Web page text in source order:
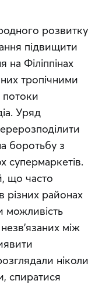
розвитку
підвищити
на Філіппінах
тропічними
потоки
Уряд
боротьбу з
супермаркетів.
що часто
різних районах
між
ніколи
спиратися